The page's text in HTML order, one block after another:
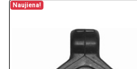
Naujiena!